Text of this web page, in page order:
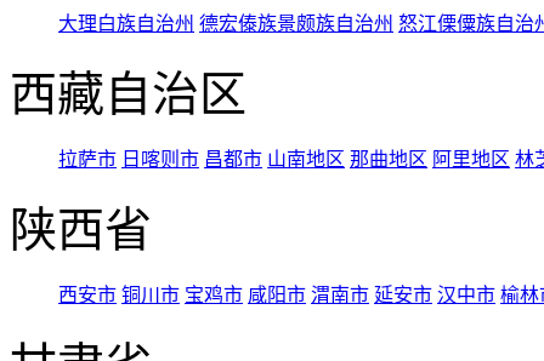
大理白族自治州 德宏傣族景颇族自治州 怒江傈僳族自治
西藏自治区
拉萨市 日喀则市 昌都市 山南地区 那曲地区 阿里地区 林
陕西省
西安市 铜川市 宝鸡市 咸阳市 渭南市 延安市 汉中市 榆林